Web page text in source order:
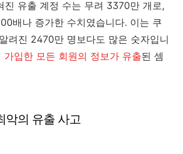
진 유출 계정 수는 무려 3370만 개로,
배나 증가한 수치였습니다. 이는 쿠
려진 2470만 명보다도 많은 숫자입니
가입한 모든 회원의 정보가 유출된 셈
악의 유출 사고